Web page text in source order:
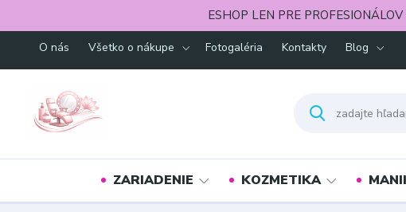
ESHOP LEN PRE
O nás Všetko o nákupe Fotogaléria Kontakty Blog
ZARIADENIE KOZMETIKA